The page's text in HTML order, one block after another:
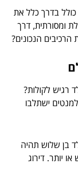
בדרך כלל את
ומסורתית, דרך
הרכיבים הנכונים?
רגיש לקולות?
ישתלבו
בן שלוש תהיה
יותר. דירוג